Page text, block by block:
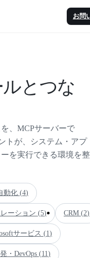
お問
とつな
、MCPサーバーで
トが、システム・アプ
を実行できる環境を
動化 (4)
ーション (5) CRM (2)
サービス (1)
・DevOps (11)